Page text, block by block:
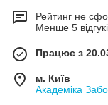
Рейтинг не
Менше 5
Працює з
м. Київ
Академіка